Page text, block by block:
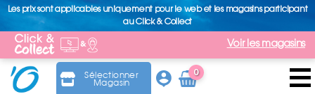
Les prix sont applicables uniquement pour le web et les magasins participant
au Click & Collect
Voir les magasins
Sélectionner
Magasin
0
Arti